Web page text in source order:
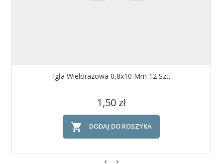
Igła Wielorazowa 0,8x10 Mm 12 Szt.
Cena
1,50 zł
 DODAJ DO KOSZYKA